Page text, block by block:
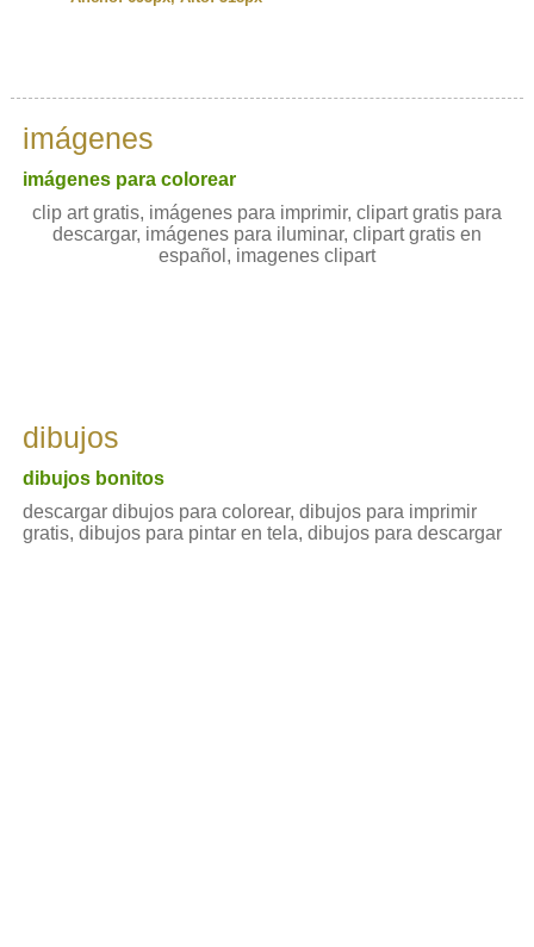
imágenes
imágenes para colorear
clip art gratis, imágenes para imprimir, clipart gratis para
descargar, imágenes para iluminar, clipart gratis en
español, imagenes clipart
dibujos
dibujos bonitos
descargar dibujos para colorear, dibujos para imprimir
gratis, dibujos para pintar en tela, dibujos para descargar